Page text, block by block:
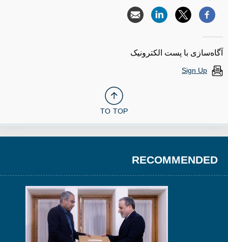
آگاه‌سازی با پست الکترونیک
Sign Up
TO TOP
RECOMMENDED